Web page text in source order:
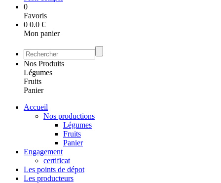
0
Favoris
0 0.0 €
Mon panier
Nos Produits
Légumes
Fruits
Panier
Accueil
Nos productions
Légumes
Fruits
Panier
Engagement
certificat
Les points de dépot
Les producteurs